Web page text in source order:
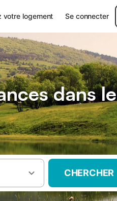
votre logement Se connecter
dans le
CHERCHER